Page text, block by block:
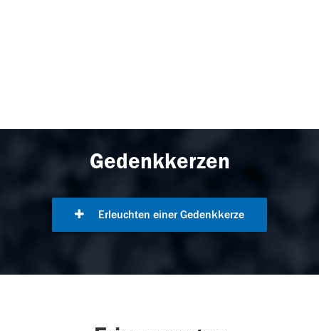
Gedenkkerzen
Erleuchten einer Gedenkkerze